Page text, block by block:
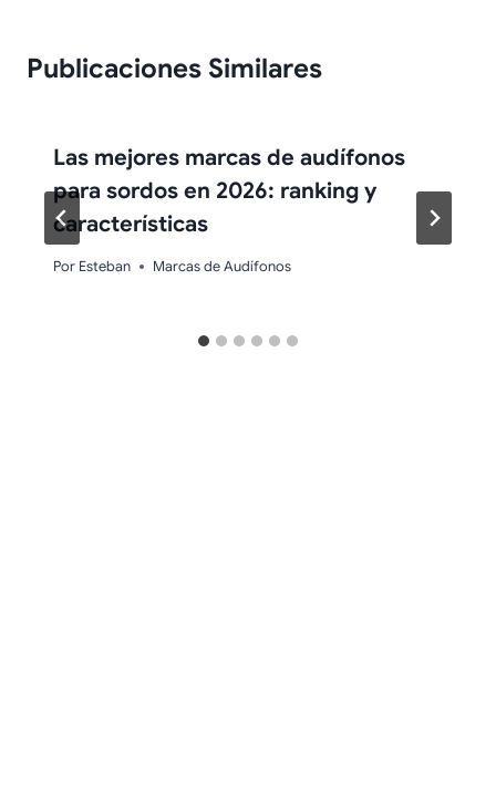
Publicaciones Similares
Las mejores marcas de audífonos
para sordos en 2026: ranking y
características
Por Esteban Marcas de Audífonos